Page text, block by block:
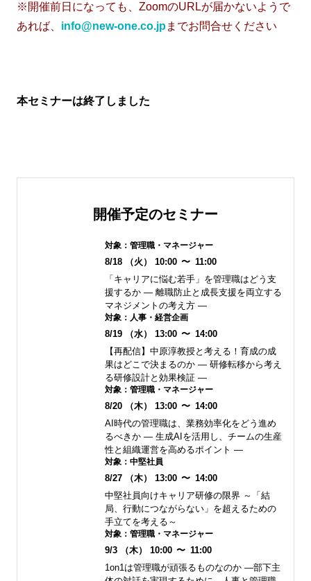
※開催前日になっても、ZoomのURLが届かないようで
あれば、 info@new-one.co.jpまでお問合せください
本セミナーは終了しました
開催予定のセミナー
対象： 管理職・マネージャー
8/18 （火） 10:00 〜 11:00
「キャリアに悩む若手」を管理職はどう支
援するか ― 離職防止と成長支援を両立する
マネジメントの考え方 ―
対象： 人事・経営企画
8/19 （水） 13:00 〜 14:00
【再配信】中原淳教授と考える！育成の成
果はどこで決まるのか ― 研修転移から考え
る研修設計と効果検証 ―
対象： 管理職・マネージャー
8/20 （木） 13:00 〜 14:00
AI時代の管理職は、業務効率化をどう進め
るべきか ― 生成AIを活用し、チームの生産
性と組織運営を高めるポイント ―
対象： 中堅社員
8/27 （木） 13:00 〜 14:00
中堅社員向けキャリア研修の限界 ～「結
局、行動につながらない」を超えるための
手立てを考える～
対象： 管理職・マネージャー
9/3 （木） 10:00 〜 11:00
1on1は管理職が頑張るものなのか ―部下主